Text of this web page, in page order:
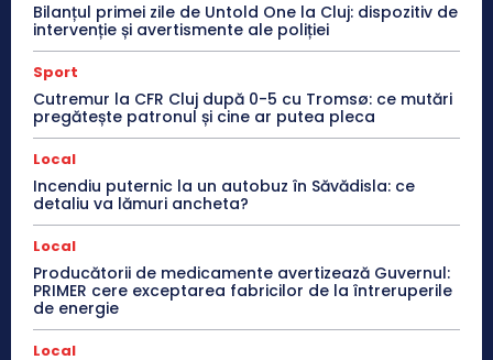
Bilanțul primei zile de Untold One la Cluj: dispozitiv de
intervenție și avertismente ale poliției
Sport
Cutremur la CFR Cluj după 0-5 cu Tromsø: ce mutări
pregătește patronul și cine ar putea pleca
Local
Incendiu puternic la un autobuz în Săvădisla: ce
detaliu va lămuri ancheta?
Local
Producătorii de medicamente avertizează Guvernul:
PRIMER cere exceptarea fabricilor de la întreruperile
de energie
Local